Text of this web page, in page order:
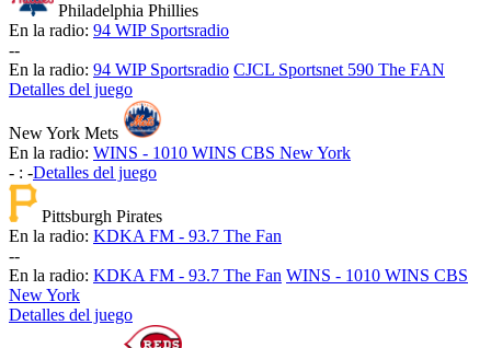
Philadelphia Phillies
En la radio: 94 WIP Sportsradio
--
En la radio: 94 WIP Sportsradio CJCL Sportsnet 590 The FAN
Detalles del juego
New York Mets
En la radio: WINS - 1010 WINS CBS New York
- : -Detalles del juego
Pittsburgh Pirates
En la radio: KDKA FM - 93.7 The Fan
--
En la radio: KDKA FM - 93.7 The Fan WINS - 1010 WINS CBS
New York
Detalles del juego